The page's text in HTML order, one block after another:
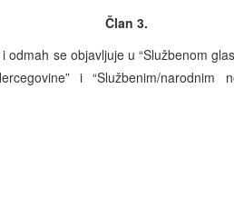
Član 3.
se objavljuje u “Službenom
i “Službenim/narodnim